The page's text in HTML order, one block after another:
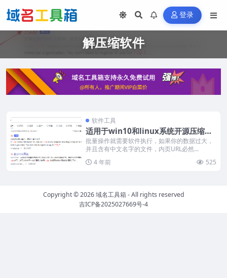
登录
解压缩软件
软件工具
适用于win10和linux系统开源压缩软
件7-Zip，极高的压缩比避免中文乱码
批量操作就需要软件执行，如果你的数据过大，
并且含有中文名字的文件，内页URL必然...
4 年前
525
Copyright © 2026域名工具箱 - All rights reserved
吉ICP备2025027669号-4